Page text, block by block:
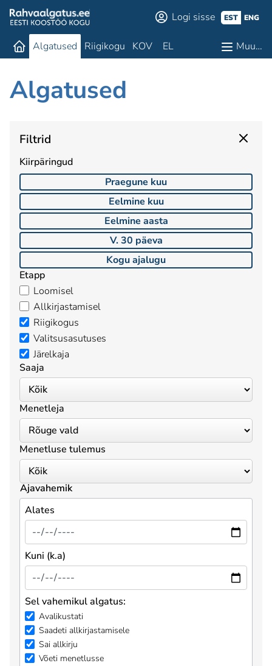
Logi sisse EST ENG
Algatused Riigikogu KOV EL Muu…
Algatused
Filtrid
Kiirpäringud
Praegune kuu
Eelmine kuu
Eelmine aasta
V. 30 päeva
Kogu ajalugu
Etapp
Loomisel
Allkirjastamisel
Riigikogus
Valitsusasutuses
Järelkaja
Saaja
Menetleja
Menetluse tulemus
Ajavahemik
Alates
Kuni (k.a)
Sel vahemikul algatus:
Avalikustati
Saadeti allkirjastamisele
Sai allkirju
Võeti menetlusse